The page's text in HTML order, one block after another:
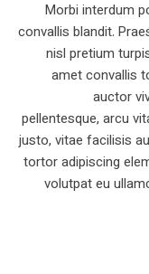
Morbi interdum
convallis blandit.
nisl pretium
amet convallis
auctor
pellentesque, arcu
justo, vitae facilisis
tortor adipiscing
volutpat eu